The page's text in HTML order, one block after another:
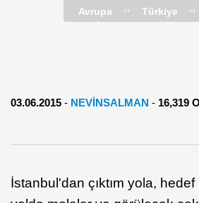
Avrupa Türkiye
03.06.2015 - NEVINSALMAN - 16,319
İstanbul'dan çıktım yola,